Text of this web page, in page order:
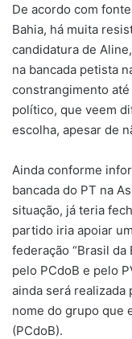
De acordo com
Bahia, há muita
candidatura de
na bancada petista
constrangimento
político, que veem
escolha, apesar de
Ainda conforme
bancada do PT na
situação, já teria
partido iria apoiar
federação “Brasil da
pelo PCdoB e pelo
ainda será realizada
nome do grupo que
(PCdoB).